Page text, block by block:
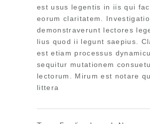
est usus legentis in iis qui
eorum claritatem.
demonstraverunt lectores
lius quod ii legunt saepius.
est etiam processus
sequitur mutationem
lectorum. Mirum est notare
littera